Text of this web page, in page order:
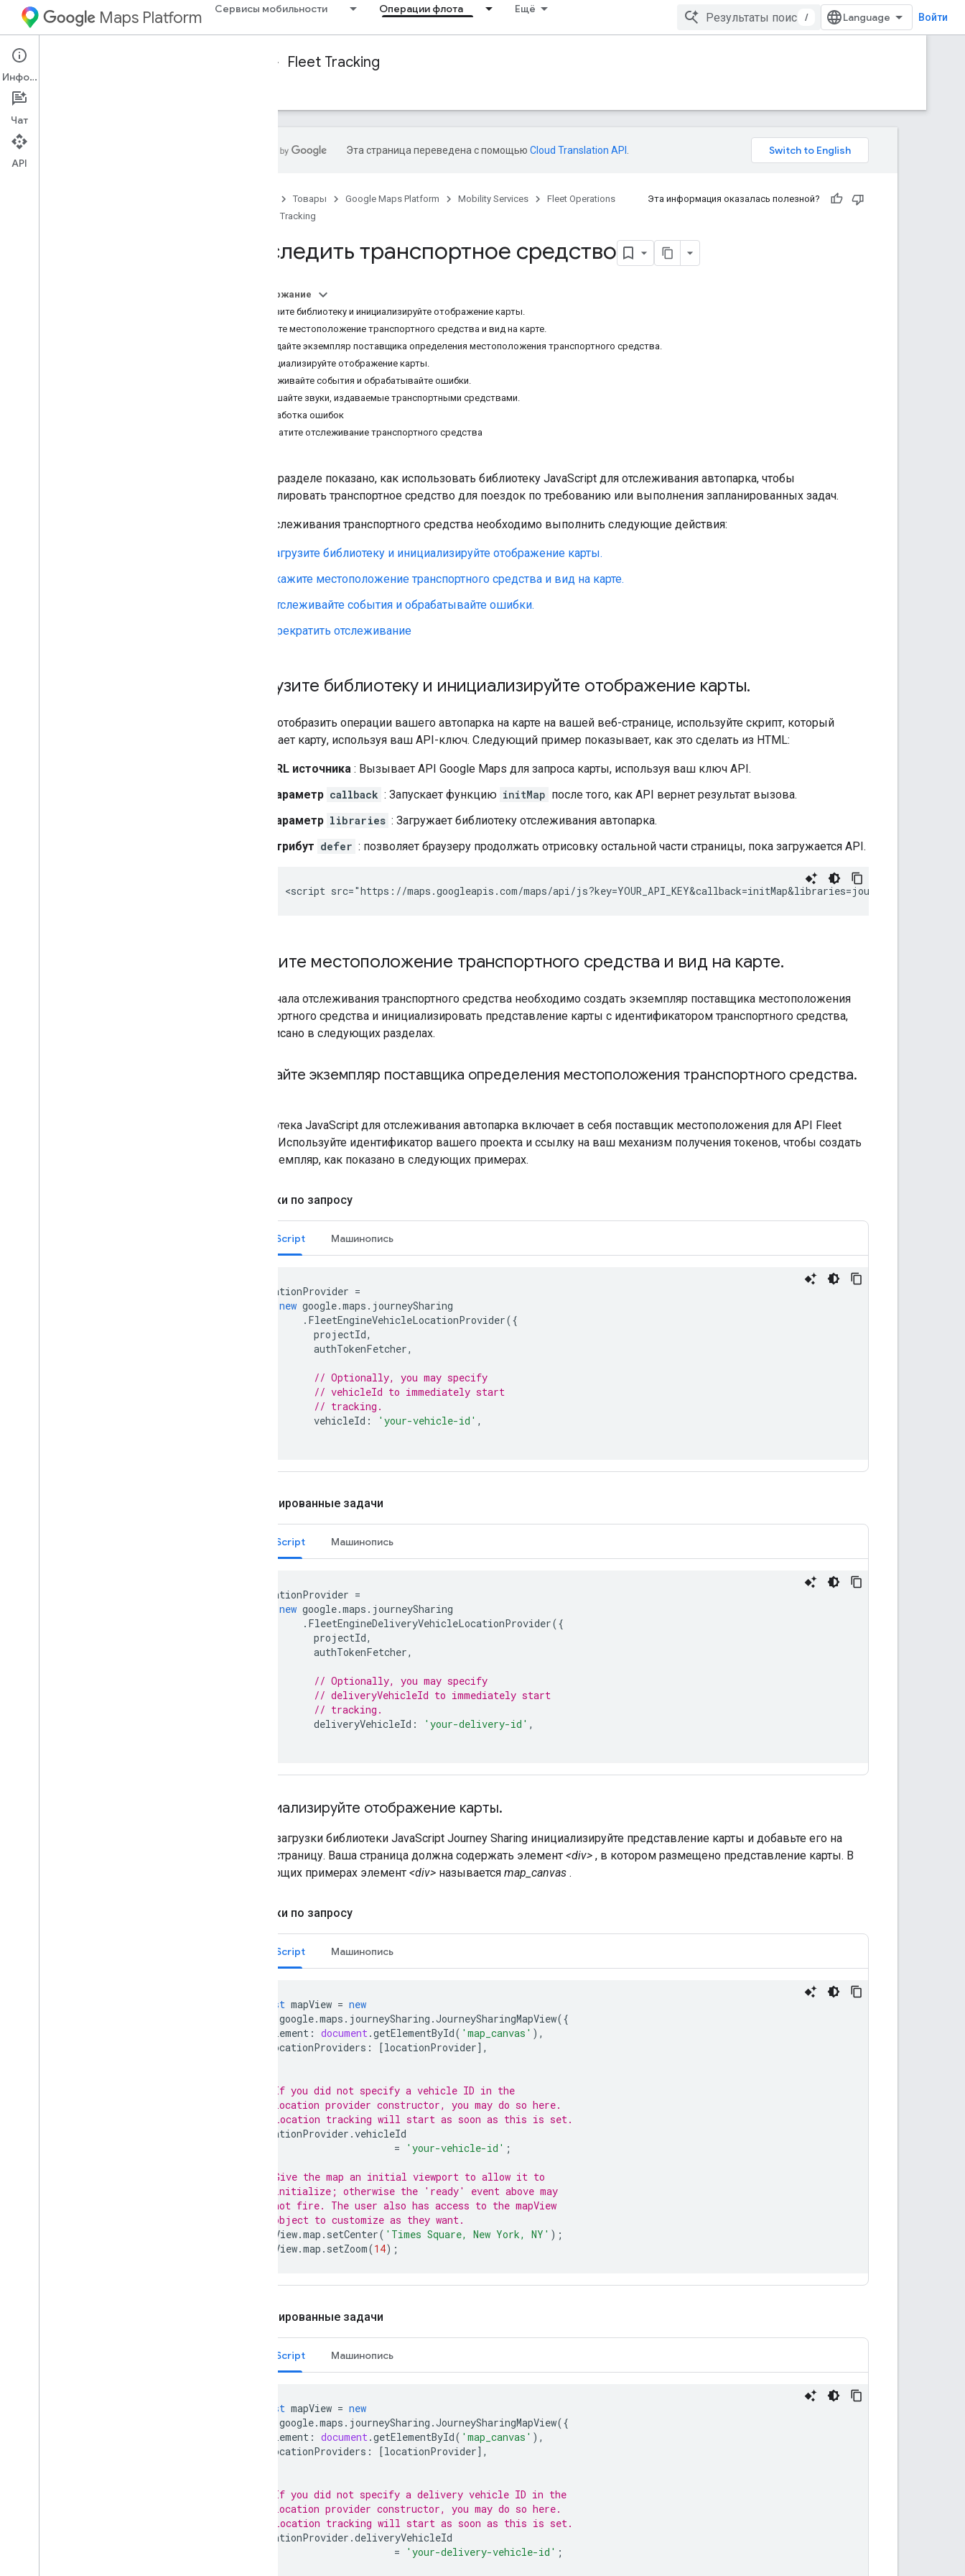
Maps Platform Сервисы мобильности Операции флота Ещё
/ Войти
Mobility Services Fleet Tracking
Отслеживание флота
Эта страница переведена с помощью Cloud Translation API
Товары Google Maps Platform Mobility Services
Fleet Operations
Fleet Tracking
Эта информация оказалась полезной?
Отследить транспортное средство
Содержание
Загрузите библиотеку и инициализируйте отображение карты.
Укажите местоположение транспортного средства и вид на карте.
Создайте экземпляр поставщика определения местоположения транспортного средства.
Инициализируйте отображение карты.
Отслеживайте события и обрабатывайте ошибки.
Слушайте звуки, издаваемые транспортными средствами.
Обработка ошибок
Прекратите отслеживание транспортного средства
В этом разделе показано, как использовать библиотеку JavaScript для отслеживания автопарка, чтобы
контролировать транспортное средство для поездок по требованию или выполнения запланированных задач.
Для отслеживания транспортного средства необходимо выполнить следующие действия:
Загрузите библиотеку и инициализируйте отображение карты.
Укажите местоположение транспортного средства и вид на карте.
Отслеживайте события и обрабатывайте ошибки.
Прекратить отслеживание
Загрузите библиотеку и инициализируйте отображение карты.
Чтобы отобразить операции вашего автопарка на карте на вашей веб-странице, используйте скрипт, который
вызывает карту, используя ваш API-ключ. Следующий пример показывает, как это сделать из HTML:
URL источника : Вызывает API Google Maps для запроса карты, используя ваш ключ API.
Параметр callback : Запускает функцию initMap после того, как API вернет результат вызова.
Параметр libraries : Загружает библиотеку отслеживания автопарка.
Атрибут defer : позволяет браузеру продолжать отрисовку остальной части страницы, пока загружается API.
Укажите местоположение транспортного средства и вид на карте.
Для начала отслеживания транспортного средства необходимо создать экземпляр поставщика местоположения
транспортного средства и инициализировать представление карты с идентификатором транспортного средства,
как описано в следующих разделах.
Создайте экземпляр поставщика определения местоположения транспортного средства.
Библиотека JavaScript для отслеживания автопарка включает в себя поставщик местоположения для API Fleet
Engine. Используйте идентификатор вашего проекта и ссылку на ваш механизм получения токенов, чтобы создать
его экземпляр, как показано в следующих примерах.
Поездки по запросу
JavaScript Машинопись
locationProvider =
new google.maps . journeySharing
. FleetEngineVehicleLocationProvider({
projectId,
authTokenFetcher,
// Optionally, you may specify
// vehicleId to immediately start
// tracking.
vehicleId : 'your-vehicle-id' ,
Запланированные задачи
JavaScript Машинопись
locationProvider =
new google.maps . journeySharing
. FleetEngineDeliveryVehicleLocationProvider({
projectId,
authTokenFetcher,
// Optionally, you may specify
// deliveryVehicleId to immediately start
// tracking.
deliveryVehicleId : 'your-delivery-id' ,
Инициализируйте отображение карты.
После загрузки библиотеки JavaScript Journey Sharing инициализируйте представление карты и добавьте его на
HTML-страницу. Ваша страница должна содержать элемент <div> , в котором размещено представление карты. В
следующих примерах элемент <div> называется map_canvas .
Поездки по запросу
JavaScript Машинопись
const mapView = new
google.maps . journeySharing .JourneySharingMapView({
element : document.getElementById( 'map_canvas' ),
locationProviders : [locationProvider],
// If you did not specify a vehicle ID in the
// location provider constructor, you may do so here.
// Location tracking will start as soon as this is set.
locationProvider .vehicleId
=
'your-vehicle-id' ;
// Give the map an initial viewport to allow it to
// initialize; otherwise the 'ready' event above may
// not fire. The user also has access to the mapView
// object to customize as they want.
mapView.map . setCenter( 'Times Square, New York, NY' );
mapView.map . setZoom(14);
Запланированные задачи
JavaScript Машинопись
const mapView = new
google.maps . journeySharing .JourneySharingMapView({
element : document.getElementById( 'map_canvas' ),
locationProviders : [locationProvider],
// If you did not specify a delivery vehicle ID in the
// location provider constructor, you may do so here.
// Location tracking will start as soon as this is set.
locationProvider .deliveryVehicleId
=
'your-delivery-vehicle-id' ;
Информация
Чат
API